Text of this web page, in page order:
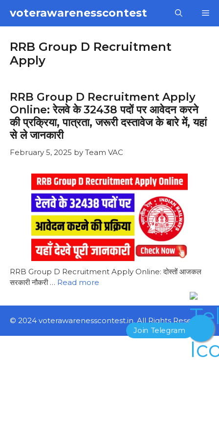
content
voterawarenesscontest
RRB Group D Recruitment
Apply
RRB Group D Recruitment Apply
Online: रेलवे के 32438 पदों पर आवेदन करने
की प्रक्रिया, पात्रता, जरूरी दस्तावेज के बारे में, यहां
से ले जानकारी
February 5, 2025 by Team VAC
RRB Group D Recruitment Apply Online: दोस्तों आजकल
सरकारी नौकरी … Read more
© 2024 voterawarenesscontest.in. All Rights Reserved.